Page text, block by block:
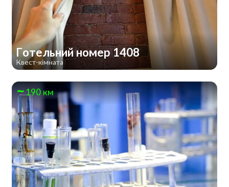
Готельний номер 1408
Квест-кімната
190 км